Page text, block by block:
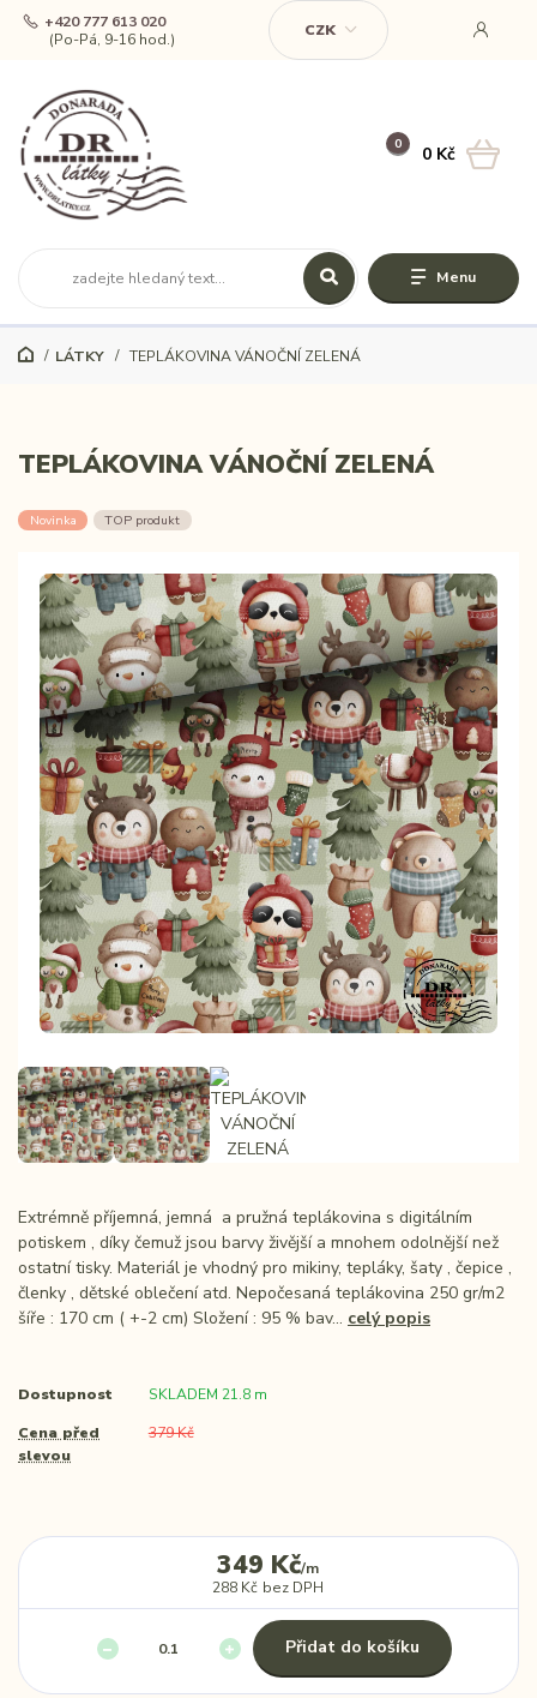
Menu
CZK
+420 777 613 020
(Po-Pá, 9-16 hod.)
0 0 Kč
LÁTKY TEPLÁKOVINA VÁNOČNÍ ZELENÁ
TEPLÁKOVINA VÁNOČNÍ ZELENÁ
Novinka TOP produkt
Extrémně příjemná, jemná a pružná teplákovina s digitálním
potiskem , díky čemuž jsou barvy živější a mnohem odolnější než
ostatní tisky. Materiál je vhodný pro mikiny, tepláky, šaty , čepice ,
členky , dětské oblečení atd. Nepočesaná teplákovina 250 gr/m2
šíře : 170 cm ( +-2 cm) Složení : 95 % bav... celý popis
Dostupnost SKLADEM 21.8 m
Cena před
slevou
379 Kč
349 Kč/m
288 Kč bez DPH
Přidat do košíku